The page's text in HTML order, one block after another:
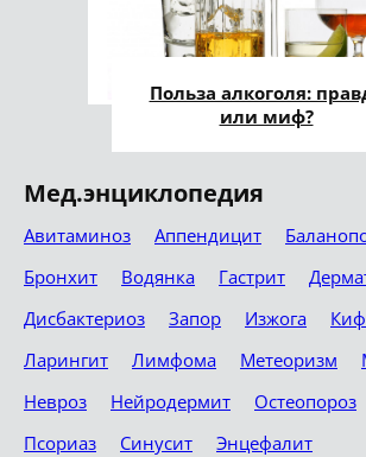
Польза алкоголя:
или миф?
Мед.энциклопедия
Авитаминоз Аппендицит
Бронхит
Водянка Гастрит
Дисбактериоз
Запор Изжога
Ларингит
Лимфома Метеоризм
Невроз
Нейродермит Остеопороз
Псориаз
Синусит Энцефалит